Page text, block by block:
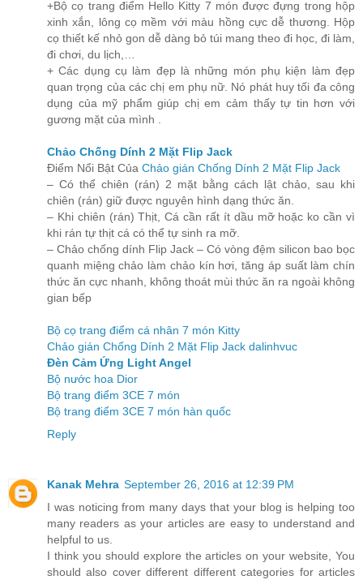
+Bộ cọ trang điểm Hello Kitty 7 món được đựng trong hộp
xinh xắn, lông cọ mềm với màu hồng cực dễ thương. Hộp
cọ thiết kế nhỏ gon dễ dàng bỏ túi mang theo đi học, đi làm,
đi chơi, du lịch,…
+ Các dụng cụ làm đẹp là những món phụ kiện làm đẹp
quan trọng của các chị em phụ nữ. Nó phát huy tối đa công
dụng của mỹ phẩm giúp chị em cảm thấy tự tin hơn với
gương mặt của mình .
Chảo Chống Dính 2 Mặt Flip Jack
Điểm Nổi Bật Của Chảo gián Chống Dính 2 Mặt Flip Jack
– Có thể chiên (rán) 2 mặt bằng cách lật chảo, sau khi
chiên (rán) giữ được nguyên hình dạng thức ăn.
– Khi chiên (rán) Thịt, Cá cần rất ít dầu mỡ hoặc ko cần vì
khi rán tự thịt cá có thể tự sinh ra mỡ.
– Chảo chống dính Flip Jack – Có vòng đệm silicon bao bọc
quanh miệng chảo làm chảo kín hơi, tăng áp suất làm chín
thức ăn cực nhanh, không thoát mùi thức ăn ra ngoài không
gian bếp
Bộ cọ trang điểm cá nhân 7 món Kitty
Chảo gián Chống Dính 2 Mặt Flip Jack dalinhvuc
Đèn Cảm Ứng Light Angel
Bộ nước hoa Dior
Bộ trang điểm 3CE 7 món
Bộ trang điểm 3CE 7 món hàn quốc
Reply
Kanak Mehra September 26, 2016 at 12:39 PM
I was noticing from many days that your blog is helping too
many readers as your articles are easy to understand and
helpful to us.
I think you should explore the articles on your website, You
should also cover different different categories for articles